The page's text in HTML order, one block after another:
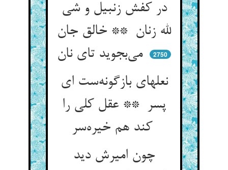
در کفش زنبیل و شی
لله زنان ** خالق جان
می‌بجوید تای نان
2750
نعلهای بازگونه‌ست ای
پسر ** عقل کلی را
چون امیرش دید